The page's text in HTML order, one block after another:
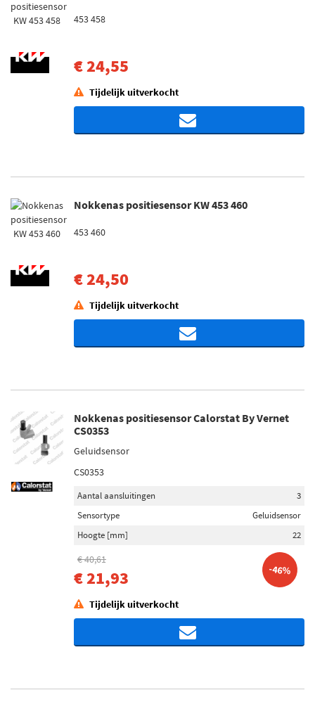
453 458
€ 24,55
Tijdelijk uitverkocht
Nokkenas positiesensor KW 453 460
453 460
€ 24,50
Tijdelijk uitverkocht
Nokkenas positiesensor Calorstat By Vernet
CS0353
Geluidsensor
CS0353
Aantal aansluitingen
3
Sensortype
Geluidsensor
Hoogte [mm]
22
€ 40,61
€ 21,93 -46%
Tijdelijk uitverkocht